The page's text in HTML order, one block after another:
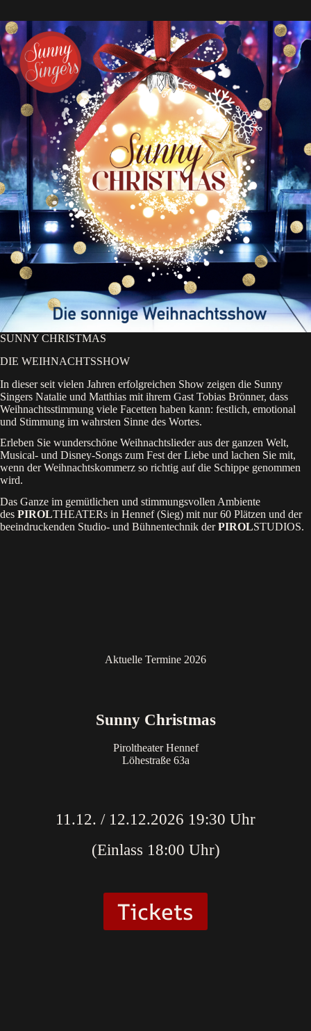
SUNNY CHRISTMAS
DIE WEIHNACHTSSHOW
In dieser seit vielen Jahren erfolgreichen Show zeigen die Sunny
Singers Natalie und Matthias mit ihrem Gast Tobias Brönner, dass
Weihnachtsstimmung viele Facetten haben kann: festlich, emotional
und Stimmung im wahrsten Sinne des Wortes.
Erleben Sie wunderschöne Weihnachtslieder aus der ganzen Welt,
Musical- und Disney-Songs zum Fest der Liebe und lachen Sie mit,
wenn der Weihnachtskommerz so richtig auf die Schippe genommen
wird.
Das Ganze im gemütlichen und stimmungsvollen Ambiente
des PIROLTHEATERs in Hennef (Sieg) mit nur 60 Plätzen und der
beeindruckenden Studio- und Bühnentechnik derPIROLSTUDIOS.
Aktuelle Termine 2026
Sunny Christmas
Piroltheater Hennef
Löhestraße 63a
11.12. / 12.12.2026 19:30 Uhr
(Einlass 18:00 Uhr)
Tickets